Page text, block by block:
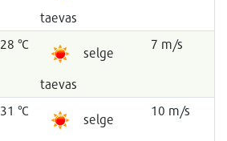
taevas
28 °C
selge
taevas
7 m/s
31 °C
selge
10 m/s